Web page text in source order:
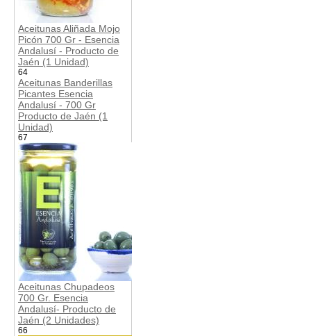
Aceitunas Aliñada Mojo
Picón 700 Gr - Esencia
Andalusí - Producto de
Jaén (1 Unidad)
64
Aceitunas Banderillas
Picantes Esencia
Andalusí - 700 Gr
Producto de Jaén (1
Unidad)
67
Aceitunas Chupadeos
700 Gr. Esencia
Andalusí- Producto de
Jaén (2 Unidades)
66